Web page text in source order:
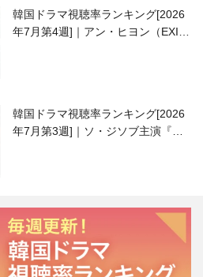
韓国ドラマ視聴率ランキング[2026
年7月第4週]｜アン・ヒヨン（EXID
韓国ドラマ視聴率ランキング[2026
年7月第3週]｜ソ・ジソブ主演『エ